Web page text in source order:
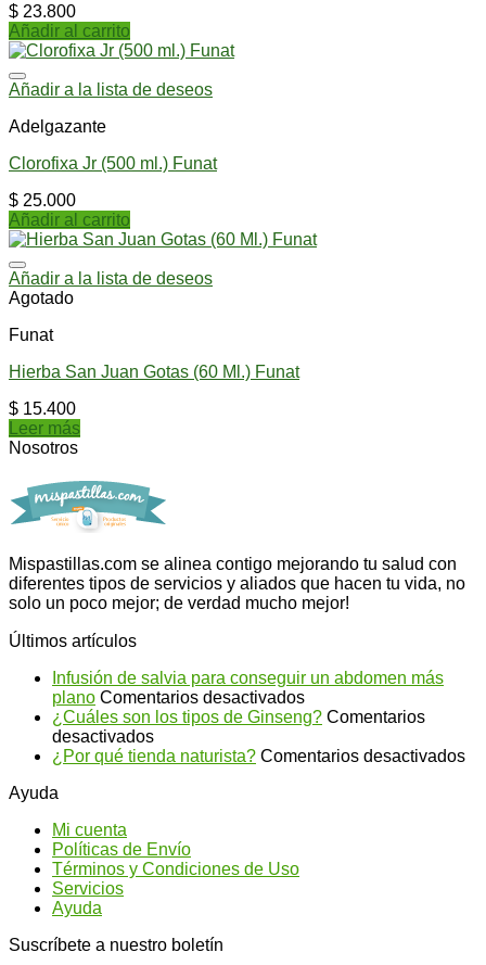
$ 23.800
Añadir al carrito
Añadir a la lista de deseos
Adelgazante
Clorofixa Jr (500 ml.) Funat
$ 25.000
Añadir al carrito
Añadir a la lista de deseos
Agotado
Funat
Hierba San Juan Gotas (60 Ml.) Funat
$ 15.400
Leer más
Nosotros
Mispastillas.com se alinea contigo mejorando tu salud con
diferentes tipos de servicios y aliados que hacen tu vida, no
solo un poco mejor; de verdad mucho mejor!
Últimos artículos
Infusión de salvia para conseguir un abdomen más
plano Comentarios desactivadosen
Infusión
salvia
¿Cuáles son los tipos de Ginseng? Comentarios
desactivadosen
¿Cuáles
Ginseng?
¿Por qué tienda naturista? Comentarios desactivadosen
Ayuda
Mi cuenta
Políticas de Envío
Términos y Condiciones de Uso
Servicios
Ayuda
Suscríbete a nuestro boletín